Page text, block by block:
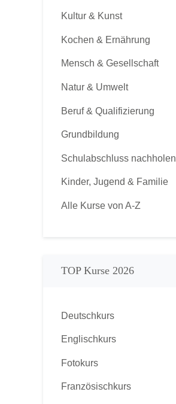
Kultur & Kunst
Kochen & Ernährung
Mensch & Gesellschaft
Natur & Umwelt
Beruf & Qualifizierung
Grundbildung
Schulabschluss nachholen
Kinder, Jugend & Familie
Alle Kurse von A-Z
TOP Kurse 2026
Deutschkurs
Englischkurs
Fotokurs
Französischkurs